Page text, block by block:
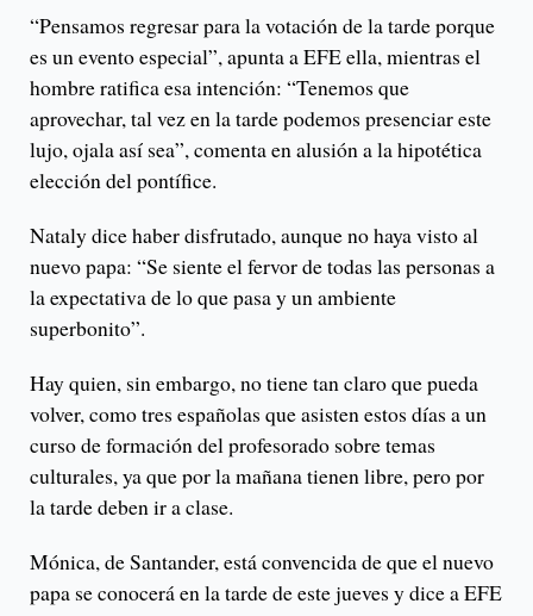
“Pensamos regresar para la votación de la tarde porque
es un evento especial”, apunta a EFE ella, mientras el
hombre ratifica esa intención: “Tenemos que
aprovechar, tal vez en la tarde podemos presenciar este
lujo, ojala así sea”, comenta en alusión a la hipotética
elección del pontífice.
Nataly dice haber disfrutado, aunque no haya visto al
nuevo papa: “Se siente el fervor de todas las personas a
la expectativa de lo que pasa y un ambiente
superbonito”.
Hay quien, sin embargo, no tiene tan claro que pueda
volver, como tres españolas que asisten estos días a un
curso de formación del profesorado sobre temas
culturales, ya que por la mañana tienen libre, pero por
la tarde deben ir a clase.
Mónica, de Santander, está convencida de que el nuevo
papa se conocerá en la tarde de este jueves y dice a EFE